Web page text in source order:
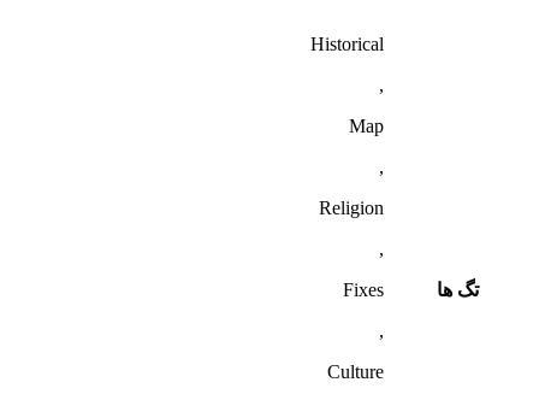
تگ ها
Historical
,
Map
,
Religion
,
Fixes
,
Culture